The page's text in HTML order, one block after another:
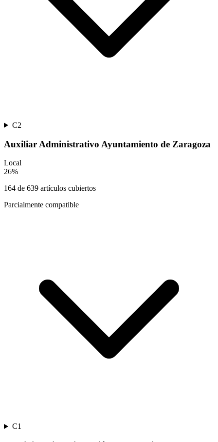
C2
Auxiliar Administrativo Ayuntamiento de Zaragoza
Local
26%
164 de 639 artículos cubiertos
Parcialmente compatible
C1